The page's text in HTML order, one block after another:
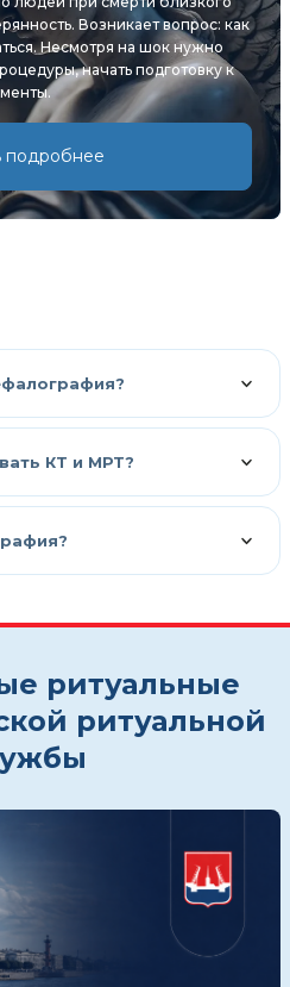
Возникает вопрос: как
Несмотря на шок нужно
начать подготовку к
подробнее
КТ и МРТ?
ритуальные
ритуальной